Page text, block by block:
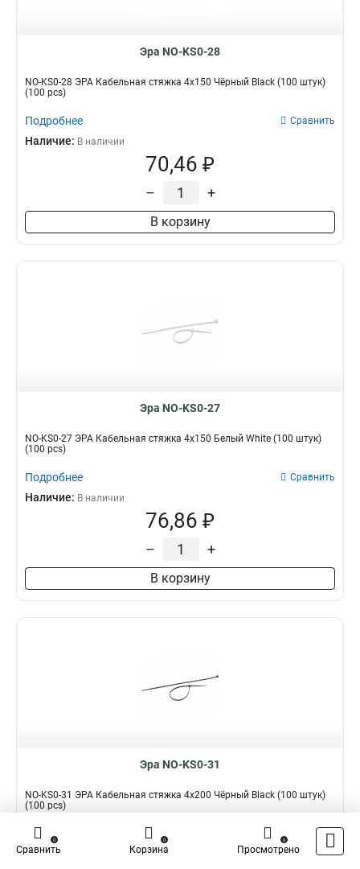
Эра NO-KS0-28
NO-KS0-28 ЭРА Кабельная стяжка 4х150 Чёрный Black (100 штук)
(100 pcs)
Подробнее Сравнить
Наличие: В наличии
70,46 ₽
– +
В корзину
Эра NO-KS0-27
NO-KS0-27 ЭРА Кабельная стяжка 4х150 Белый White (100 штук)
(100 pcs)
Подробнее Сравнить
Наличие: В наличии
76,86 ₽
– +
В корзину
Эра NO-KS0-31
NO-KS0-31 ЭРА Кабельная стяжка 4x200 Чёрный Black (100 штук)
(100 pcs)
Подробнее Сравнить
Наличие:
Сравнить
0
Корзина
0
Просмотрено
0